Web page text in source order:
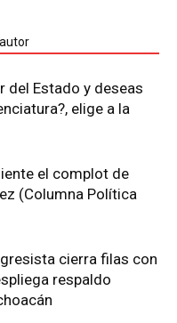
del Estado y deseas
elige a la
el complot de
(Columna Política
cierra filas con
respaldo